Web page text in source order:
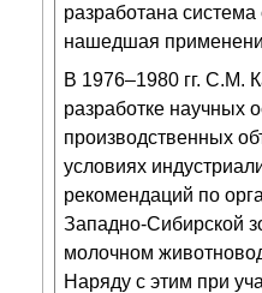
разработана
нашедшая
В 1976–1980 гг. С.М.
разработке научных
производственных
условиях
рекомендаций по
Западно-Сибирской
молочном
Наряду с этим при